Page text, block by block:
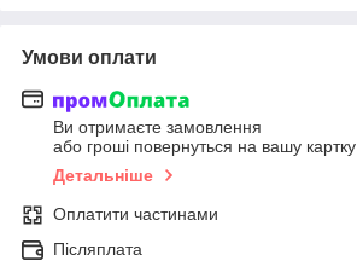
Умови оплати
Ви отримаєте замовлення
або гроші повернуться на вашу картку
Детальніше
Оплатити частинами
Післяплата